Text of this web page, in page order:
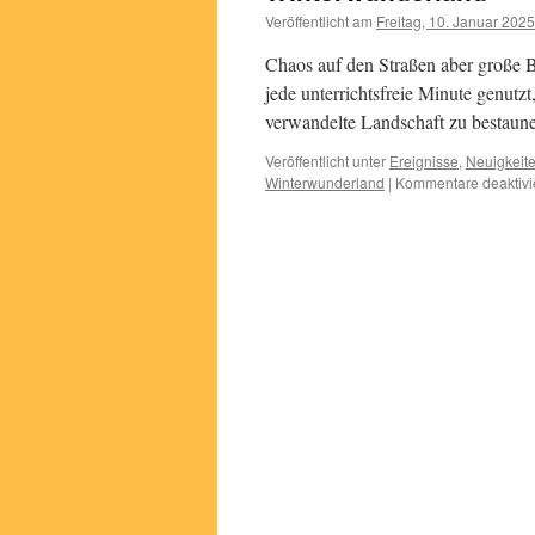
Veröffentlicht am Freitag, 10. Januar 2025
Chaos auf den Straßen aber
jede unterrichtsfreie Minute
verwandelte Landschaft zu
Veröffentlicht unter Ereignisse,
Winterwunderland | Kommentare